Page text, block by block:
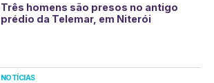
Três homens são presos no antigo
prédio da Telemar, em Niterói
NOTÍCIAS